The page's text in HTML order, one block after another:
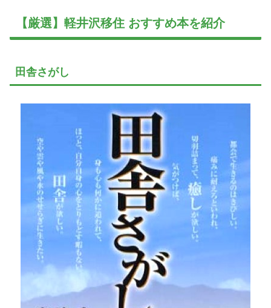
【厳選】軽井沢移住 おすすめ本を紹介
田舎さがし